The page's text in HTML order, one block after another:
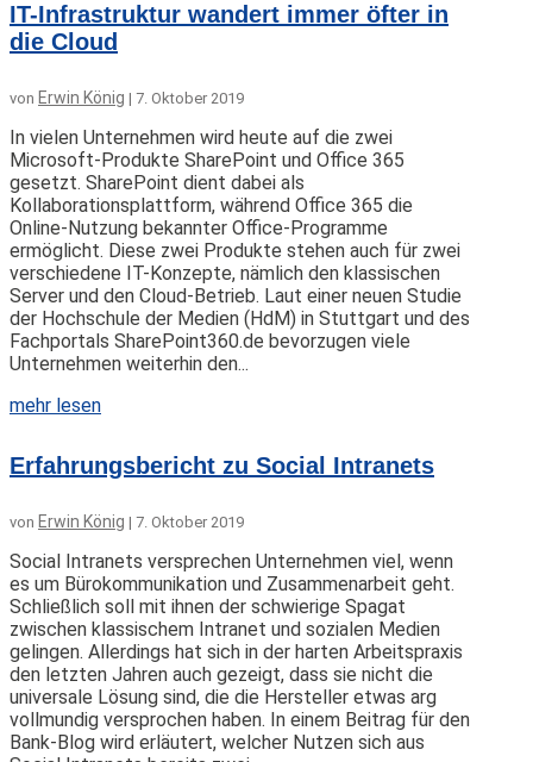
IT-Infrastruktur wandert immer öfter in
die Cloud
von Erwin König | 7. Oktober 2019
In vielen Unternehmen wird heute auf die zwei
Microsoft-Produkte SharePoint und Office 365
gesetzt. SharePoint dient dabei als
Kollaborationsplattform, während Office 365 die
Online-Nutzung bekannter Office-Programme
ermöglicht. Diese zwei Produkte stehen auch für zwei
verschiedene IT-Konzepte, nämlich den klassischen
Server und den Cloud-Betrieb. Laut einer neuen Studie
der Hochschule der Medien (HdM) in Stuttgart und des
Fachportals SharePoint360.de bevorzugen viele
Unternehmen weiterhin den...
mehr lesen
Erfahrungsbericht zu Social Intranets
von Erwin König | 7. Oktober 2019
Social Intranets versprechen Unternehmen viel, wenn
es um Bürokommunikation und Zusammenarbeit geht.
Schließlich soll mit ihnen der schwierige Spagat
zwischen klassischem Intranet und sozialen Medien
gelingen. Allerdings hat sich in der harten Arbeitspraxis
den letzten Jahren auch gezeigt, dass sie nicht die
universale Lösung sind, die die Hersteller etwas arg
vollmundig versprochen haben. In einem Beitrag für den
Bank-Blog wird erläutert, welcher Nutzen sich aus